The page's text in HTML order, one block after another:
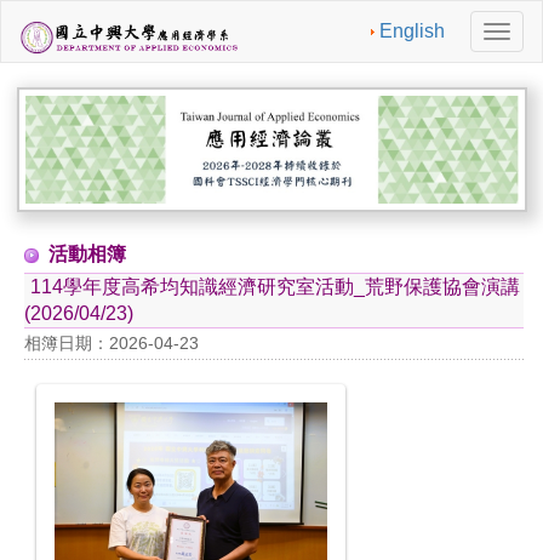
English
切
換
導
航
活動相簿
114學年度高希均知識經濟研究室活動_荒野保護協會演講
(2026/04/23)
相簿日期：2026-04-23